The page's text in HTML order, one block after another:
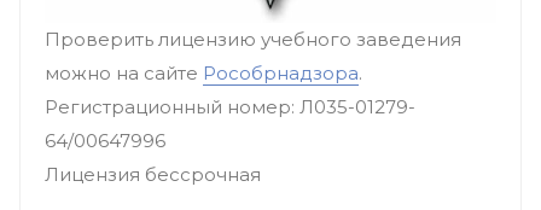
Проверить лицензию учебного заведения
можно на сайте Рособрнадзора.
Регистрационный номер: Л035-01279-
64/00647996
Лицензия бессрочная